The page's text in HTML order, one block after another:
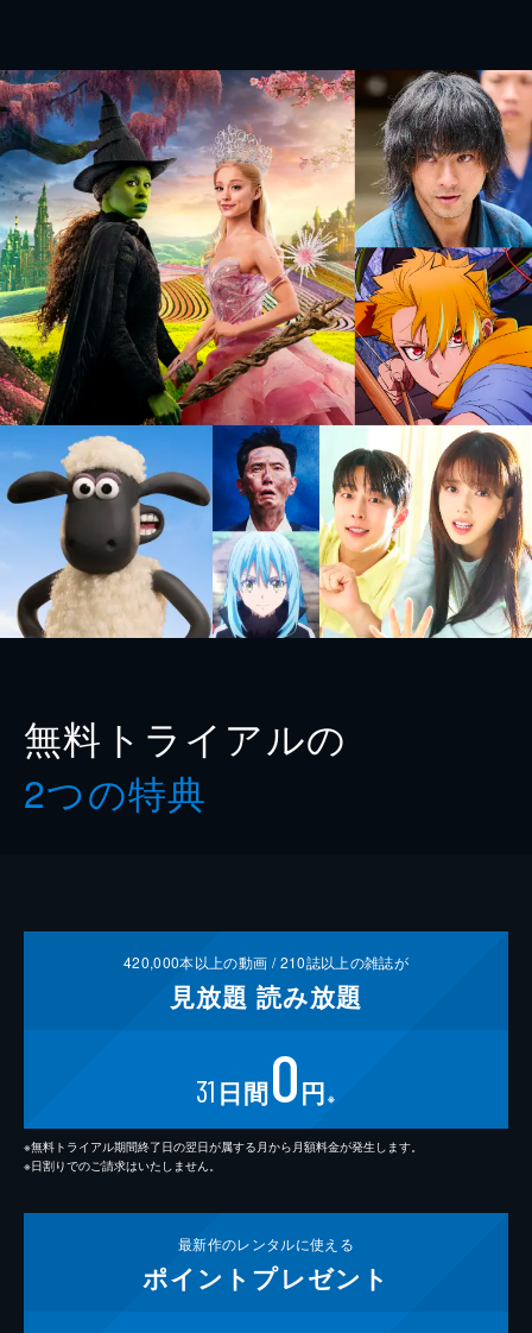
無料トライアルの
2つの特典
420,000本以上の動画 /210誌以上の雑誌が
見放題 読み放題
31 日間0円 ※
※無料トライアル期間終了日の翌日が属する月から月額料金が発生します。
※日割りでのご請求はいたしません。
最新作のレンタルに使える
ポイント プレゼント